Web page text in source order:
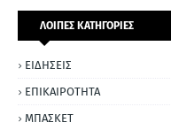
ΛΟΙΠΕΣ ΚΑΤΗΓΟΡΙΕΣ
ΕΙΔΗΣΕΙΣ
ΕΠΙΚΑΙΡΟΤΗΤΑ
ΜΠΑΣΚΕΤ